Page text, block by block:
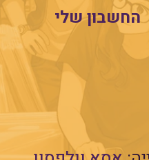
החשבון שלי